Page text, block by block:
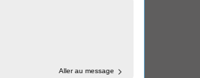
Aller au message